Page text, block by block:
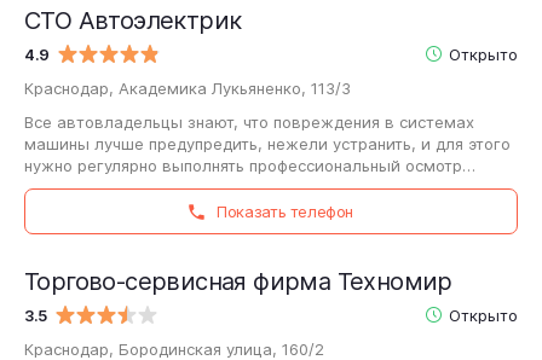
4.9 Открыто
СТО Автоэлектрик
Краснодар, Академика Лукьяненко, 113/3
Все автовладельцы знают, что повреждения в системах
машины лучше предупредить, нежели устранить, и для этого
нужно регулярно выполнять профессиональный осмотр
транспортного средства. СТО Автоэлектрик…
Показать телефон
3.5 Открыто
Торгово-сервисная фирма Техномир
Краснодар, Бородинская улица, 160/2